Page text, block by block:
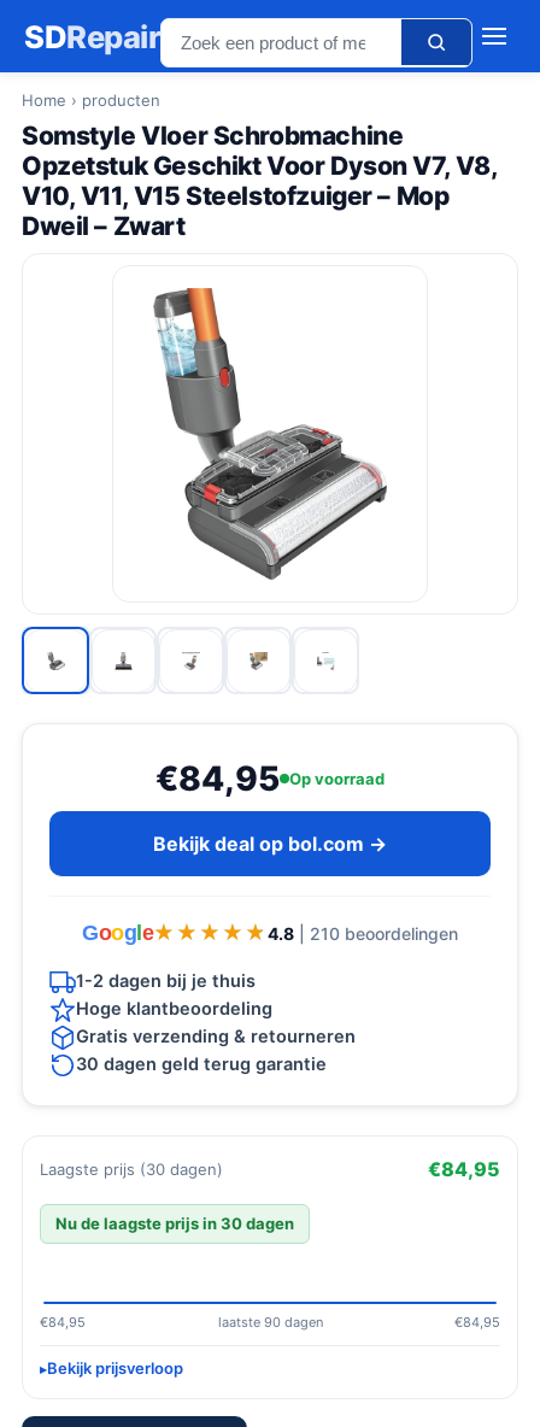
SDRepair
Home › producten
Somstyle Vloer Schrobmachine
Opzetstuk Geschikt Voor Dyson V7, V8,
V10, V11, V15 Steelstofzuiger – Mop
Dweil – Zwart
€84,95 Op voorraad
Bekijk deal op bol.com →
Goog e★★★★★
★★★★★ 4.8 | 210 beoordelingen
1-2 dagen bij je thuis
Hoge klantbeoordeling
Gratis verzending & retourneren
30 dagen geld terug garantie
Laagste prijs (30 dagen) €84,95
Nu de laagste prijs in 30 dagen
€84,95 laatste 90 dagen €84,95
Bekijk prijsverloop